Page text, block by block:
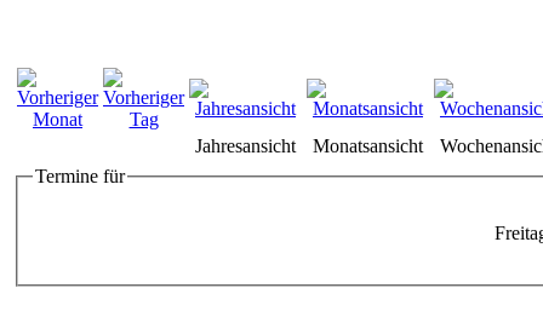
Jahresansicht Monatsansicht
Termine für